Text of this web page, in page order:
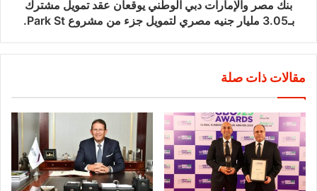
بنك مصر والإمارات دبي الوطني يوقعان عقد تمويل مشترك
بـ3.05 مليار جنيه مصري لتمويل جزء من مشروع Park St.
مقالات ذات صلة